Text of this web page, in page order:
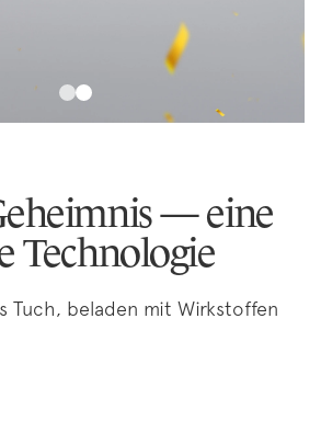
— eine
Technologie
Tuch, beladen mit Wirkstoffen